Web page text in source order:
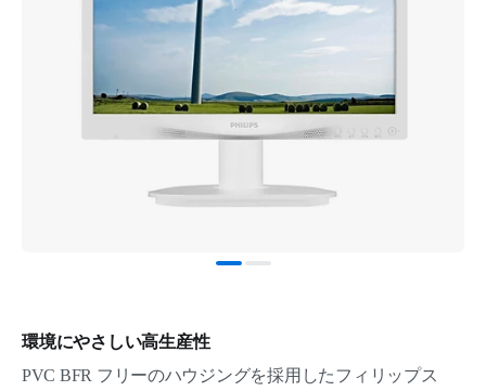
環境にやさしい高生産性
PVC BFR フリーのハウジングを採用したフィリップス